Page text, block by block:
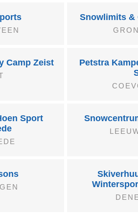
Snowlimits &
Camp Zeist
Petstra
Sport